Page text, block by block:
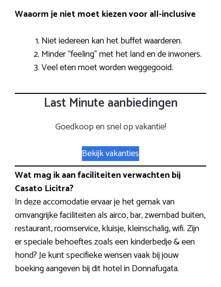
Waaorm je niet moet kiezen voor all-inclusive
Niet iedereen kan het buffet waarderen.
Minder “feeling” met het land en de inwoners.
Veel eten moet worden weggegooid.
Last Minute aanbiedingen
Goedkoop en snel op vakantie!
Bekijk vakanties
Wat mag ik aan faciliteiten verwachten bij
Casato Licitra?
In deze accomodatie ervaar je het gemak van
omvangrijke faciliteiten als airco, bar, zwembad buiten,
restaurant, roomservice, kluisje, kleinschalig, wifi. Zijn
er speciale behoeftes zoals een kinderbedje & een
hond? Je kunt specifieke wensen vaak bij jouw
boeking aangeven bij dit hotel in Donnafugata.